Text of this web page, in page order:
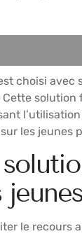
choisi avec
les jeunes
le